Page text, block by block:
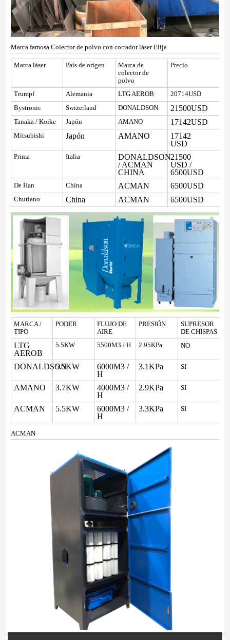
Marca famosa Colector de polvo con cortador láser Elija
Marca láser País de origen
Marca de
colector de
polvo
Precio
Trumpf Alemania LTG AEROB
20714USD
Bystronic
Swizerland DONALDSON 21500USD
Tanaka / Koike Japón AMANO 17142USD
Mitsubishi Japón AMANO
17142
USD
Prima Italia
DONALDSON
/ ACMAN
CHINA
21500
USD /
6500USD
De Han China ACMAN 6500USD
Chutiano China ACMAN 6500USD
MARCA /
TIPO
PODER
FLUJO DE
AIRE
PRESIÓN
SUPRESOR
DE CHISPAS
LTG
AEROB
5.5KW 5500M3 / H 2.95KPa NO
DONALDSON5.5KW
6000M3 /
H
3.1KPa SI
AMANO 3.7KW
4000M3 /
H
2.9KPa SI
ACMAN 5.5KW
6000M3 /
H
3.3KPa SI
ACMAN